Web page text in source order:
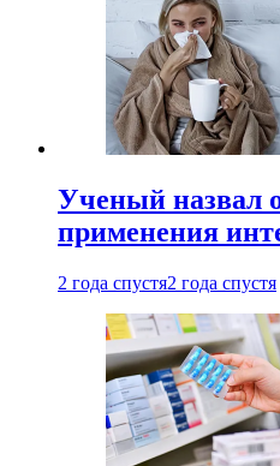
Ученый назвал
применения
2 года спустя2 года спустя